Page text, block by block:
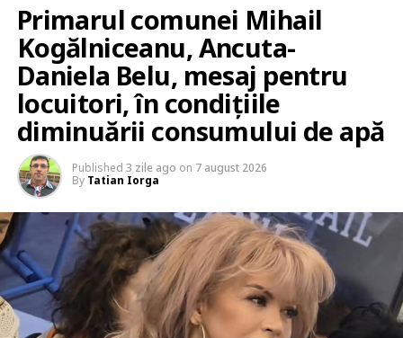
Primarul comunei Mihail
Kogălniceanu, Ancuta-
Daniela Belu, mesaj pentru
locuitori, în condițiile
diminuării consumului de apă
Published 3 zile ago on 7 august 2026
By Tatian Iorga